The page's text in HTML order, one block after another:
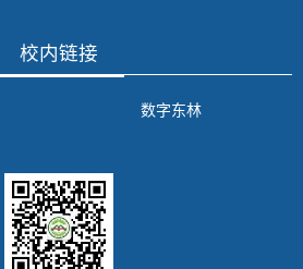
校内链接
数字东林